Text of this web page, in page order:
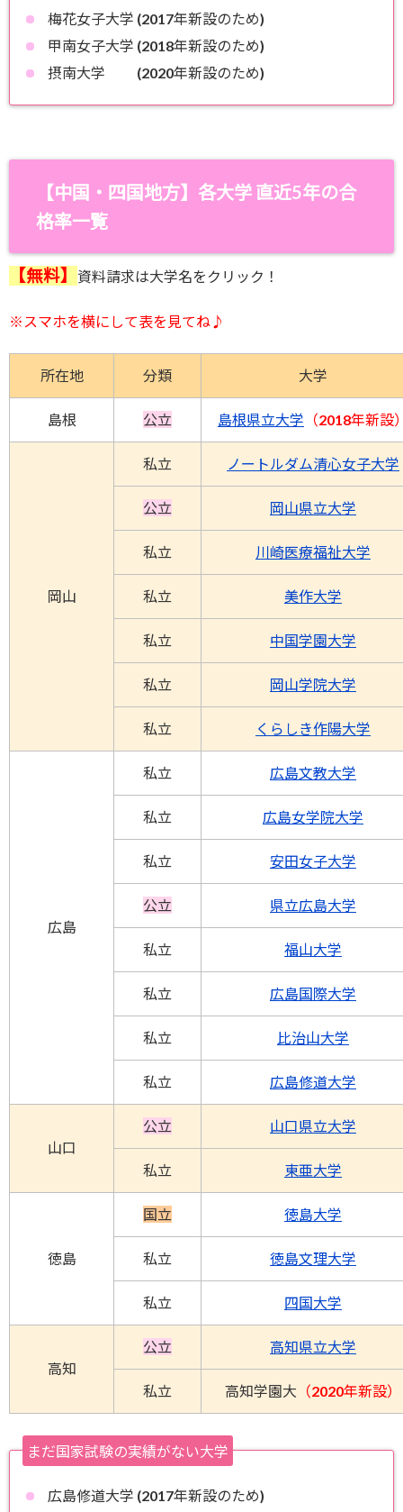
梅花女子大学 (2017年新設のため)
甲南女子大学 (2018年新設のため)
摂南大学 (2020年新設のため)
【中国・四国地方】 各大学 直近5年の合
格率一覧
【無料】 資料請求は大学名をクリック！
※スマホを横にして表を見てね♪
所在地 分類 大学
島根 公立 島根県立大学 （2018年新設
岡山
私立 ノートルダム清心女子大学
公立 岡山県立大学
私立 川崎医療福祉大学
私立 美作大学
私立 中国学園大学
私立 岡山学院大学
私立 くらしき作陽大学
広島
私立 広島文教大学
私立 広島女学院大学
私立 安田女子大学
公立 県立広島大学
私立 福山大学
私立 広島国際大学
私立 比治山大学
私立 広島修道大学
山口
公立 山口県立大学
私立 東亜大学
徳島
国立 徳島大学
私立 徳島文理大学
私立 四国大学
高知
公立 高知県立大学
私立 高知学園大 （2020年新設）
まだ国家試験の実績がない大学
広島修道大学 (2017年新設のため)